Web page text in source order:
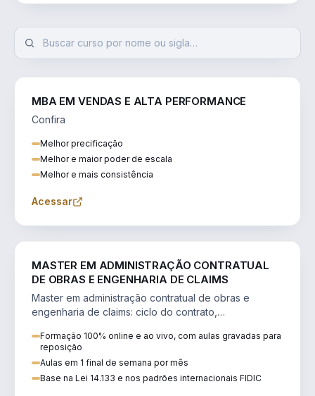
MBA EM VENDAS E ALTA PERFORMANCE
Confira
Melhor precificação
Melhor e maior poder de escala
Melhor e mais consistência
Acessar
MASTER EM ADMINISTRAÇÃO CONTRATUAL
DE OBRAS E ENGENHARIA DE CLAIMS
Master em administração contratual de obras e
engenharia de claims: ciclo do contrato,
Formação 100% online e ao vivo, com aulas gravadas para
reposição
Aulas em 1 final de semana por mês
Base na Lei 14.133 e nos padrões internacionais FIDIC